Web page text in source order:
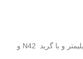
آهنربای نئودیمیوم با قطر 6 میلیمتر و ضخامت 1 میلیمتر و با گرید N42 و